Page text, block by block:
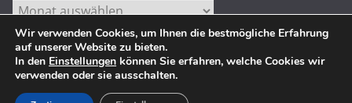
Archiv
Copyright © 2026. Alle Rechte vorbehalten.
Wir verwenden Cookies, um Ihnen die bestmögliche Erfahrung
auf unserer Website zu bieten.
In den Einstellungen können Sie erfahren, welche Cookies wir
verwenden oder sie ausschalten.